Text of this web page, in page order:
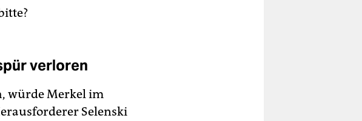
verloren
würde Merkel im
Selenski